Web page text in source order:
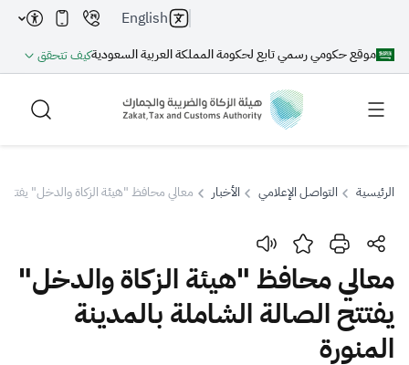
موقع حكومي رسمي تابع لحكومة المملكة العربية السعوديةكيف تتحقق
English
بحث
بحث بحث AI
الرئيسية التواصل الإعلامي الأخبار معالي محافظ "هيئة الزكاة والدخل" يفتتح
معالي محافظ "هيئة الزكاة والدخل"
يفتتح الصالة الشاملة بالمدينة
المنورة